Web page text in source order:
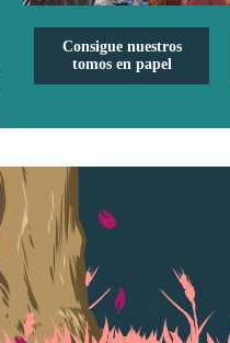
Consigue nuestros
tomos en papel